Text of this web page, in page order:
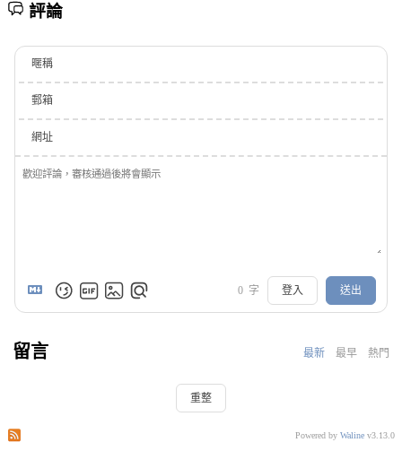
評論
暱稱
郵箱
網址
0 字 登入 送出
留言 最新 最早 熱門
重整
Powered by Waline v3.13.0